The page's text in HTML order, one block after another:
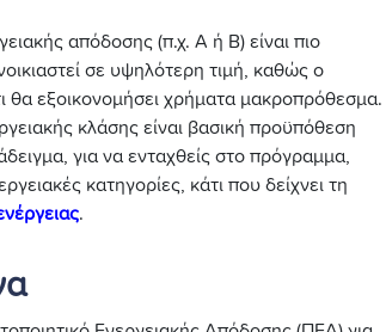
απόδοσης (π.χ. Α ή Β) είναι πιο
σε υψηλότερη τιμή, καθώς ο
θα εξοικονομήσει χρήματα μακροπρόθεσμα.
κλάσης είναι βασική προϋπόθεση
για να ενταχθείς στο πρόγραμμα,
κατηγορίες, κάτι που δείχνει τη
.